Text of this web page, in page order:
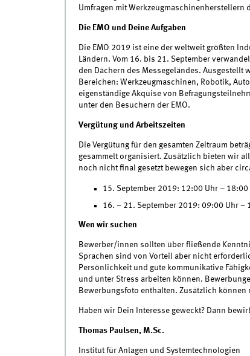
Umfragen mit Werkzeugmaschinenherstellern
Die EMO und Deine Aufgaben
Die EMO 2019 ist eine der weltweit größten
Ländern. Vom 16. bis 21. September
den Dächern des Messegeländes.
Bereichen: Werkzeugmaschinen, Robotik,
eigenständige Akquise von
unter den Besuchern der EMO.
Vergütung und Arbeitszeiten
Die Vergütung für den gesamten Zeitraum
gesammelt organisiert. Zusätzlich bieten wir
noch nicht final gesetzt bewegen sich aber
15. September 2019: 12:00 Uhr –
16. – 21. September 2019: 09:00 Uhr –
Wen wir suchen
Bewerber/innen sollten über fließende
Sprachen sind von Vorteil aber nicht
Persönlichkeit und gute kommunikative
und unter Stress arbeiten können.
Bewerbungsfoto enthalten. Zusätzlich können
Haben wir Dein Interesse geweckt? Dann
Thomas Paulsen, M.Sc.
Institut für Anlagen und Systemtechnologien